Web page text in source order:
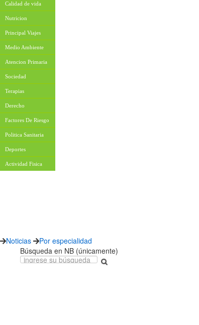
Calidad de vida
Nutricion
Principal Viajes
Medio Ambiente
Atencion Primaria
Sociedad
Terapias
Derecho
Factores De Riesgo
Politica Sanitaria
Deportes
Actividad Fisica
Noticias
Por especialidad
Búsqueda en NB (únicamente)